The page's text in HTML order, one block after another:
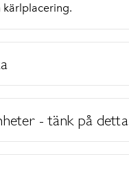
kärlplacering.
- tänk på detta